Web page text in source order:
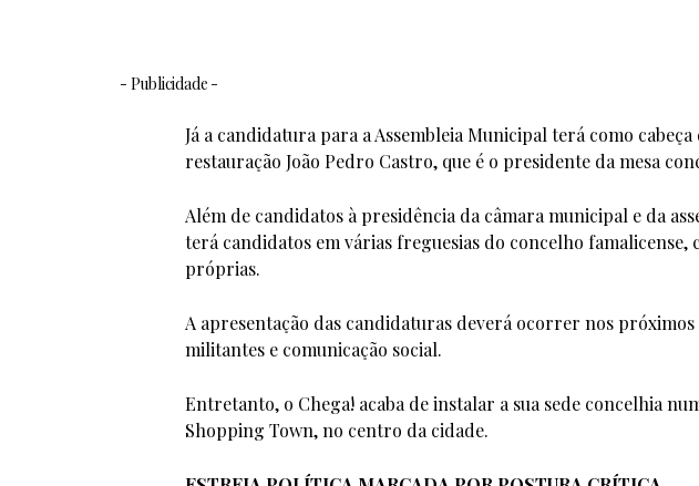
- Publicidade -
Já a candidatura para a Assembleia Municipal terá como
restauração João Pedro Castro, que é o presidente da mesa
Além de candidatos à presidência da câmara municipal e da
terá candidatos em várias freguesias do concelho
próprias.
A apresentação das candidaturas deverá ocorrer nos
militantes e comunicação social.
Entretanto, o Chega! acaba de instalar a sua sede concelhia
Shopping Town, no centro da cidade.